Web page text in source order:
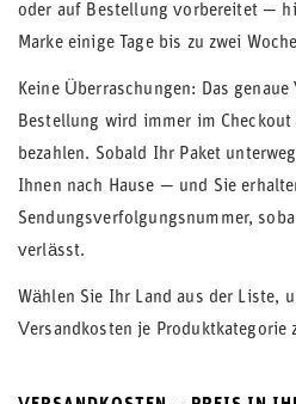
oder auf Bestellung vorbereitet —
Marke einige Tage bis zu zwei
Keine Überraschungen: Das
Bestellung wird immer im
bezahlen. Sobald Ihr Paket
Ihnen nach Hause — und Sie
Sendungsverfolgungsnummer,
verlässt.
Wählen Sie Ihr Land aus der Liste,
Versandkosten je Produktkategorie